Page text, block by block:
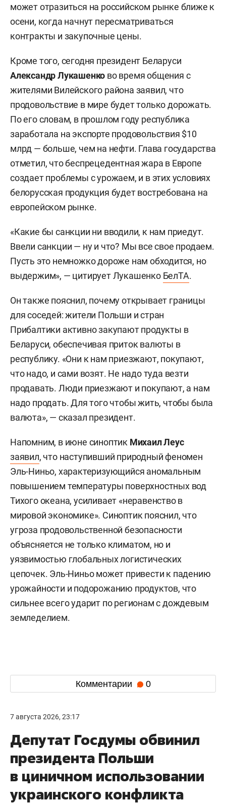
может отразиться на российском рынке ближе к
осени, когда начнут пересматриваться
контракты и закупочные цены.
Кроме того, сегодня президент Беларуси
Александр Лукашенко во время общения с
жителями Вилейского района заявил, что
продовольствие в мире будет только дорожать.
По его словам, в прошлом году республика
заработала на экспорте продовольствия $10
млрд — больше, чем на нефти. Глава государства
отметил, что беспрецедентная жара в Европе
создает проблемы с урожаем, и в этих условиях
белорусская продукция будет востребована на
европейском рынке.
«Какие бы санкции ни вводили, к нам приедут.
Ввели санкции — ну и что? Мы все свое продаем.
Пусть это немножко дороже нам обходится, но
выдержим», — цитирует Лукашенко БелТА.
Он также пояснил, почему открывает границы
для соседей: жители Польши и стран
Прибалтики активно закупают продукты в
Беларуси, обеспечивая приток валюты в
республику. «Они к нам приезжают, покупают,
что надо, и сами возят. Не надо туда везти
продавать. Люди приезжают и покупают, а нам
надо продать. Для того чтобы жить, чтобы была
валюта», — сказал президент.
Напомним, в июне синоптик Михаил Леус
заявил, что наступивший природный феномен
Эль-Ниньо, характеризующийся аномальным
повышением температуры поверхностных вод
Тихого океана, усиливает «неравенство в
мировой экономике». Синоптик пояснил, что
угроза продовольственной безопасности
объясняется не только климатом, но и
уязвимостью глобальных логистических
цепочек. Эль-Ниньо может привести к падению
урожайности и подорожанию продуктов, что
сильнее всего ударит по регионам с дождевым
земледелием.
Комментарии 0
7 августа 2026, 23:17
Депутат Госдумы обвинил
президента Польши
в циничном использовании
украинского конфликта